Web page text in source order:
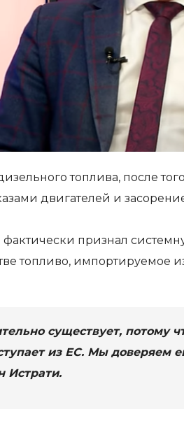
топлива, после
двигателей и
признал
топливо, импортируемое
существует, потому
из ЕС. Мы доверяем
Истрати.